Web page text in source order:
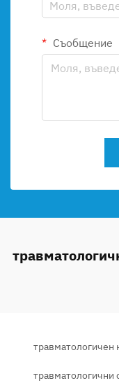
Съобщение
травматологичен
травматологични